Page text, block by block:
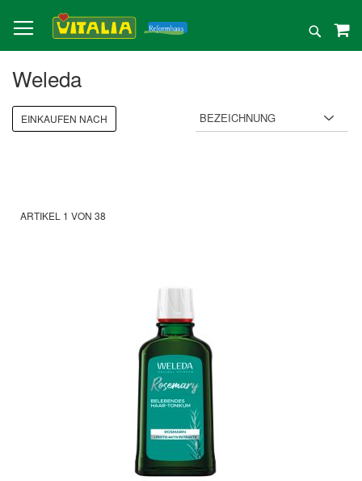
zum
Inhalt
Suche
Weleda
ARTIKEL 1 VON 38
EINKAUFEN NACH